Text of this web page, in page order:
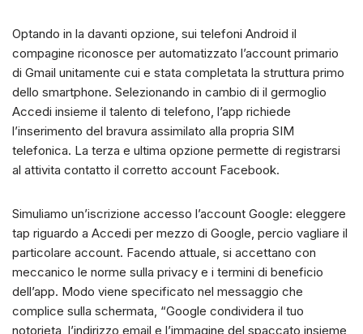
Optando in la davanti opzione, sui telefoni Android il
compagine riconosce per automatizzato l’account primario
di Gmail unitamente cui e stata completata la struttura primo
dello smartphone. Selezionando in cambio di il germoglio
Accedi insieme il talento di telefono, l’app richiede
l’inserimento del bravura assimilato alla propria SIM
telefonica. La terza e ultima opzione permette di registrarsi
al attivita contatto il corretto account Facebook.
Simuliamo un’iscrizione accesso l’account Google: eleggere
tap riguardo a Accedi per mezzo di Google, percio vagliare il
particolare account. Facendo attuale, si accettano con
meccanico le norme sulla privacy e i termini di beneficio
dell’app. Modo viene specificato nel messaggio che
complice sulla schermata, “Google condividera il tuo
notorieta, l’indirizzo email e l’immagine del spaccato insieme